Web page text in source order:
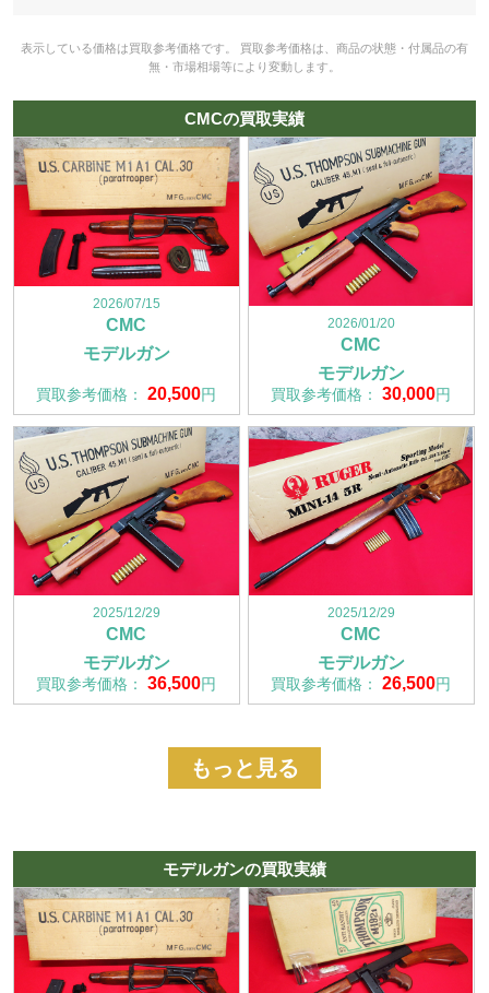
表示している価格は買取参考価格です。 買取参考価格は、商品の状態・付属品の有
無・市場相場等により変動します。
CMCの買取実績
2026/07/15
CMC
モデルガン
買取参考価格：20,500円
2026/01/20
CMC
モデルガン
買取参考価格：30,000円
2025/12/29
CMC
モデルガン
買取参考価格：36,500円
2025/12/29
CMC
モデルガン
買取参考価格：26,500円
もっと見る
モデルガンの買取実績